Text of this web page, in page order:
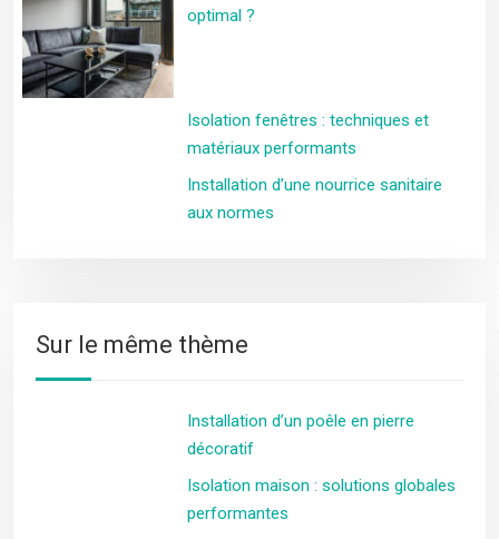
optimal ?
Isolation fenêtres : techniques et
matériaux performants
Installation d’une nourrice sanitaire
aux normes
Sur le même thème
Installation d’un poêle en pierre
décoratif
Isolation maison : solutions globales
performantes